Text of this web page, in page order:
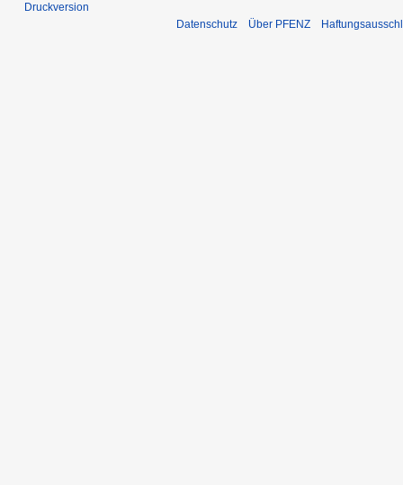
Druckversion
Datenschutz
Über PFENZ